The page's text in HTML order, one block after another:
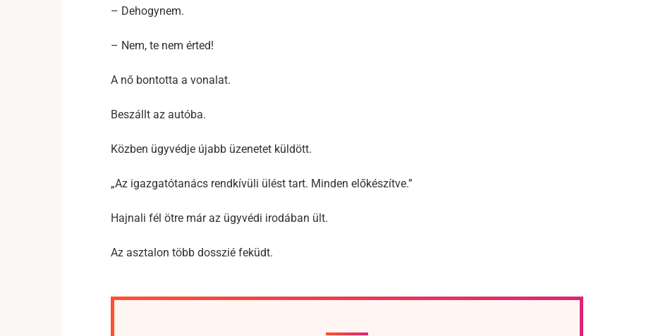
– Dehogynem.
– Nem, te nem érted!
A nő bontotta a vonalat.
Beszállt az autóba.
Közben ügyvédje újabb üzenetet küldött.
„Az igazgatótanács rendkívüli ülést tart. Minden előkészítve.”
Hajnali fél ötre már az ügyvédi irodában ült.
Az asztalon több dosszié feküdt.